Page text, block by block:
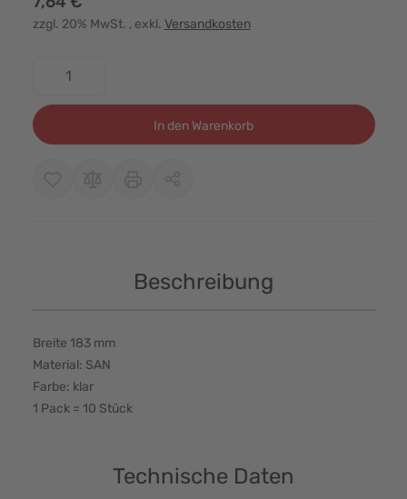
zzgl. 20% MwSt. , exkl. Versandkosten
In den Warenkorb
Beschreibung
Breite 183 mm
Material: SAN
Farbe: klar
1 Pack = 10 Stück
Technische Daten